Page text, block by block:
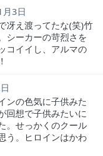
月3日
冴え渡ってたな(笑)竹
シーカーの苛烈さを
コイイし、アルマの
ンの色気に子供みた
回想で子供みたいに
。せっかくのクール
う。ヒロインはかわ